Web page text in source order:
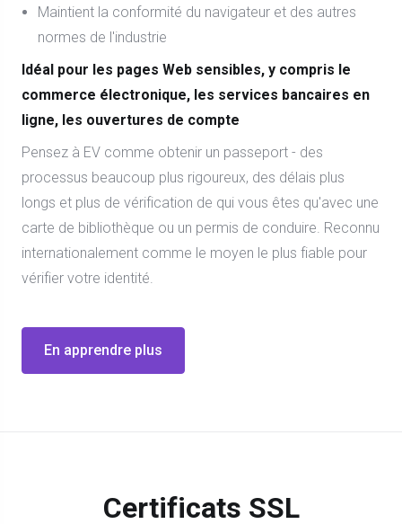
Maintient la conformité du navigateur et des autres
normes de l'industrie
Idéal pour les pages Web sensibles, y compris le
commerce électronique, les services bancaires en
ligne, les ouvertures de compte
Pensez à EV comme obtenir un passeport - des
processus beaucoup plus rigoureux, des délais plus
longs et plus de vérification de qui vous êtes qu'avec une
carte de bibliothèque ou un permis de conduire. Reconnu
internationalement comme le moyen le plus fiable pour
vérifier votre identité.
En apprendre plus
Certificats SSL